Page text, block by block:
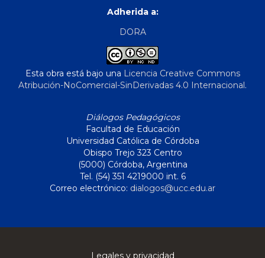
Adherida a:
DORA
Esta obra está bajo una Licencia Creative Commons
Atribución-NoComercial-SinDerivadas 4.0 Internacional.
Diálogos Pedagógicos
Facultad de Educación
Universidad Católica de Córdoba
Obispo Trejo 323 Centro
(5000) Córdoba, Argentina
Tel. (54) 351 4219000 int. 6
Correo electrónico: dialogos@ucc.edu.ar
Legales y privacidad